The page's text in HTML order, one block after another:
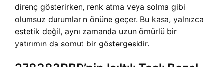
direnç gösterirken, renk atma veya solma gibi
olumsuz durumların önüne geçer. Bu kasa, yalnızca
estetik değil, aynı zamanda uzun ömürlü bir
yatırımın da somut bir göstergesidir.